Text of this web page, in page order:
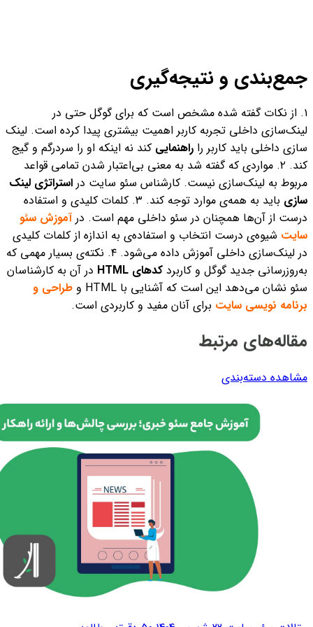
جمع‌بندی و نتیجه‌گیری
۱. از نکات گفته شده مشخص است که برای گوگل حتی در
لینک‌سازی داخلی تجربه کاربر اهمیت بیشتری پیدا کرده است. لینک‌
سازی داخلی باید کاربر را راهنمایی کند نه اینکه او را سردرگم و گیج
کند.
۲. مواردی که گفته شد به معنی بی‌اعتبار شدن تمامی قواعد
مربوط به لینک‌سازی نیست. کارشناس سئو سایت در استراتژی لینک
سازی باید به همه‌ی موارد توجه کند.
۳. کلمات کلیدی و استفاده
درست از آن‌ها همچنان در سئو داخلی مهم است. درآموزش سئو
سایت شیوه‌ی درست انتخاب و استفاده‌ی به اندازه از کلمات کلیدی
در لینک‌سازی داخلی آموزش داده می‌شود.
۴. نکته‌ی بسیار مهمی که
به‌روزرسانی جدید گوگل و کاربرد کدهای HTML
در آن به کارشناسان
سئو نشان می‌دهد این است که آشنایی با HTML و
طراحی و
برنامه‌ نویسی سایت برای آنان مفید و کاربردی است.
مقاله‌های مرتبط
مشاهده دسته‌بندی